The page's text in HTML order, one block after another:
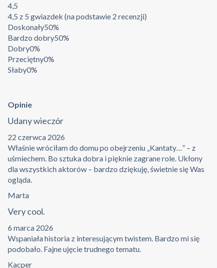
4,5
4,5 z 5 gwiazdek (na podstawie 2 recenzji)
Doskonały50%
Bardzo dobry50%
Dobry0%
Przeciętny0%
Słaby0%
Opinie
Udany wieczór
22 czerwca 2026
Właśnie wróciłam do domu po obejrzeniu „Kantaty…” – z
uśmiechem. Bo sztuka dobra i pięknie zagrane role. Ukłony
dla wszystkich aktorów – bardzo dziękuję, świetnie się Was
ogląda.
Marta
Very cool.
6 marca 2026
Wspaniała historia z interesującym twistem. Bardzo mi się
podobało. Fajne ujęcie trudnego tematu.
Kacper